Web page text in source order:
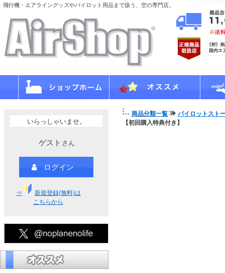
飛行機・エアライングッズやパイロット用品まで扱う、空の専門店。
いらっしゃいませ。
ゲスト さん
ログイン
⇒
新規登録(無料)は
こちらから
商品分類一覧
パイロットスト
【初回購入特典付き】